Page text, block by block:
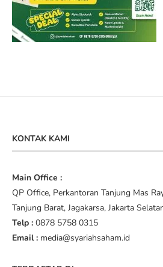
KONTAK KAMI
Main Office :
QP Office, Perkantoran Tanjung Mas
Tanjung Barat, Jagakarsa, Jakarta
Telp : 0878 5758 0315
Email : media@syariahsaham.id